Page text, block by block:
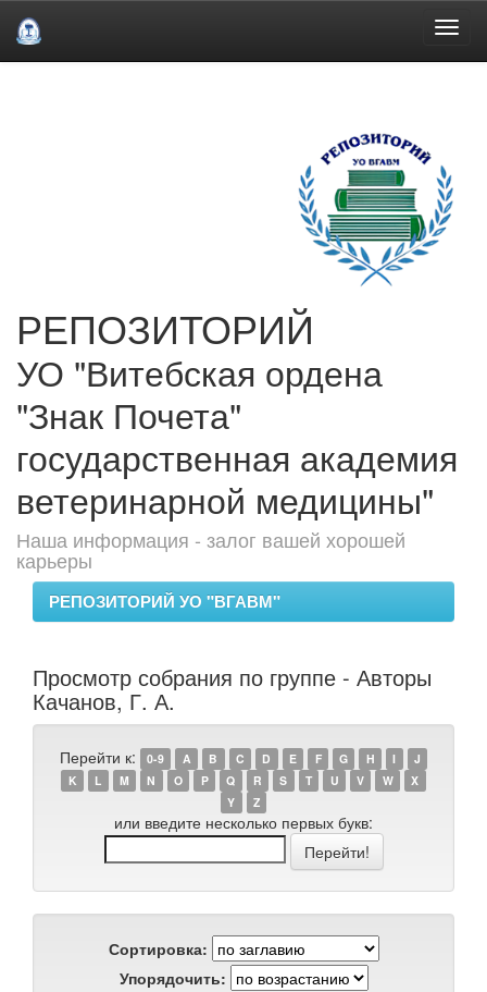
РЕПОЗИТОРИЙ
УО "Витебская ордена
"Знак Почета"
государственная академия
ветеринарной медицины"
Наша информация - залог вашей хорошей
карьеры
РЕПОЗИТОРИЙ УО "ВГАВМ"
Просмотр собрания по группе - Авторы
Качанов, Г. А.
Перейти к: 0-9 A B C D E F G H I
J
K
L M N O P Q R S T U V W
X
Y
Z
или введите несколько первых букв:
Сортировка:
Упорядочить: